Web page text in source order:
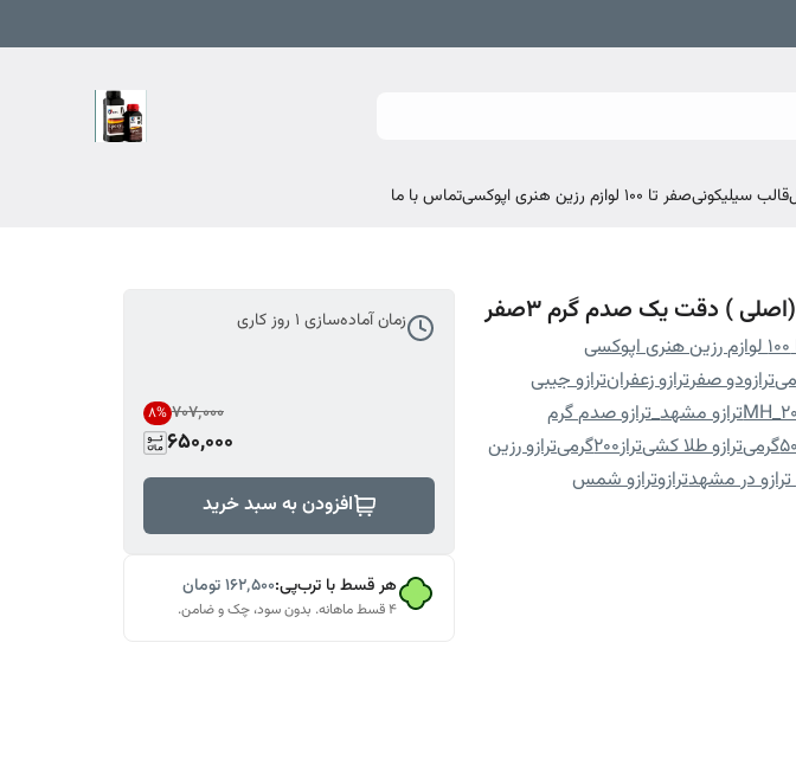
قالب سیلیکونیصفر تا ۱۰۰ لوازم رزین هنری اپوکسی تماس با ما
ترازودو صفرترازو زعفرانترازو جیبی
ترازو مشهد_ترازو صدم گرم
ترازو طلا کشیتراز۲۰۰گرمی
ترازو رزین
در مشهدترازوترازو شمس
زمان آماده‌سازی 1 روز کاری
۷۰۷٬۰۰۰ 8%
650,000
افزودن به سبد خرید
هر قسط با ترب‌پی:۱۶۲٬۵۰۰تومان
۴ قسط ماهانه. بدون سود، چک و ضامن.